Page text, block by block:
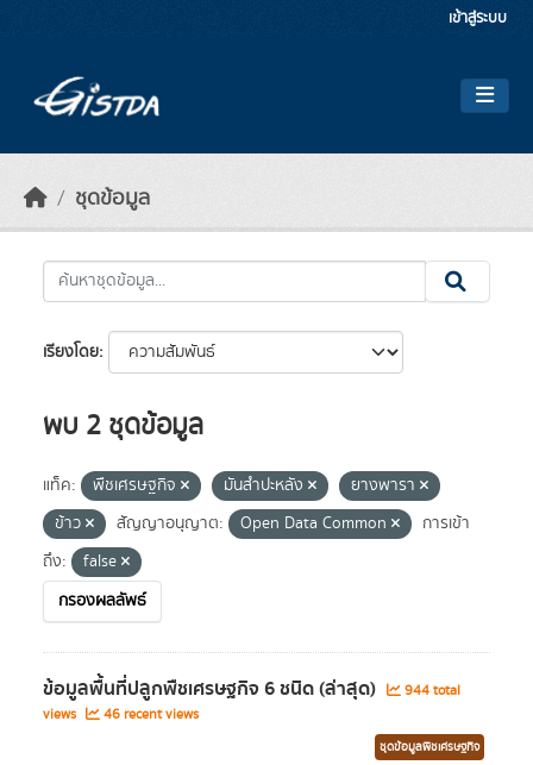
เข้าสู่ระบบ
ชุดข้อมูล
เรียงโดย
พบ 2 ชุดข้อมูล
แท็ค: พืชเศรษฐกิจ มันสำปะหลัง
ยางพารา
ข้าว
สัญญาอนุญาต: Open Data Common
การเข้า
ถึง:
false
กรองผลลัพธ์
ข้อมูลพื้นที่ปลูกพืชเศรษฐกิจ 6 ชนิด (ล่าสุด)
944 total
views
46 recent views
ชุดข้อมูลพืชเศรษฐกิจ